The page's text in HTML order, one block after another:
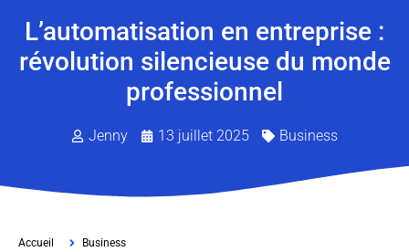
L’automatisation en entreprise :
révolution silencieuse du monde
professionnel
Jenny 13 juillet 2025 Business
Accueil
Business